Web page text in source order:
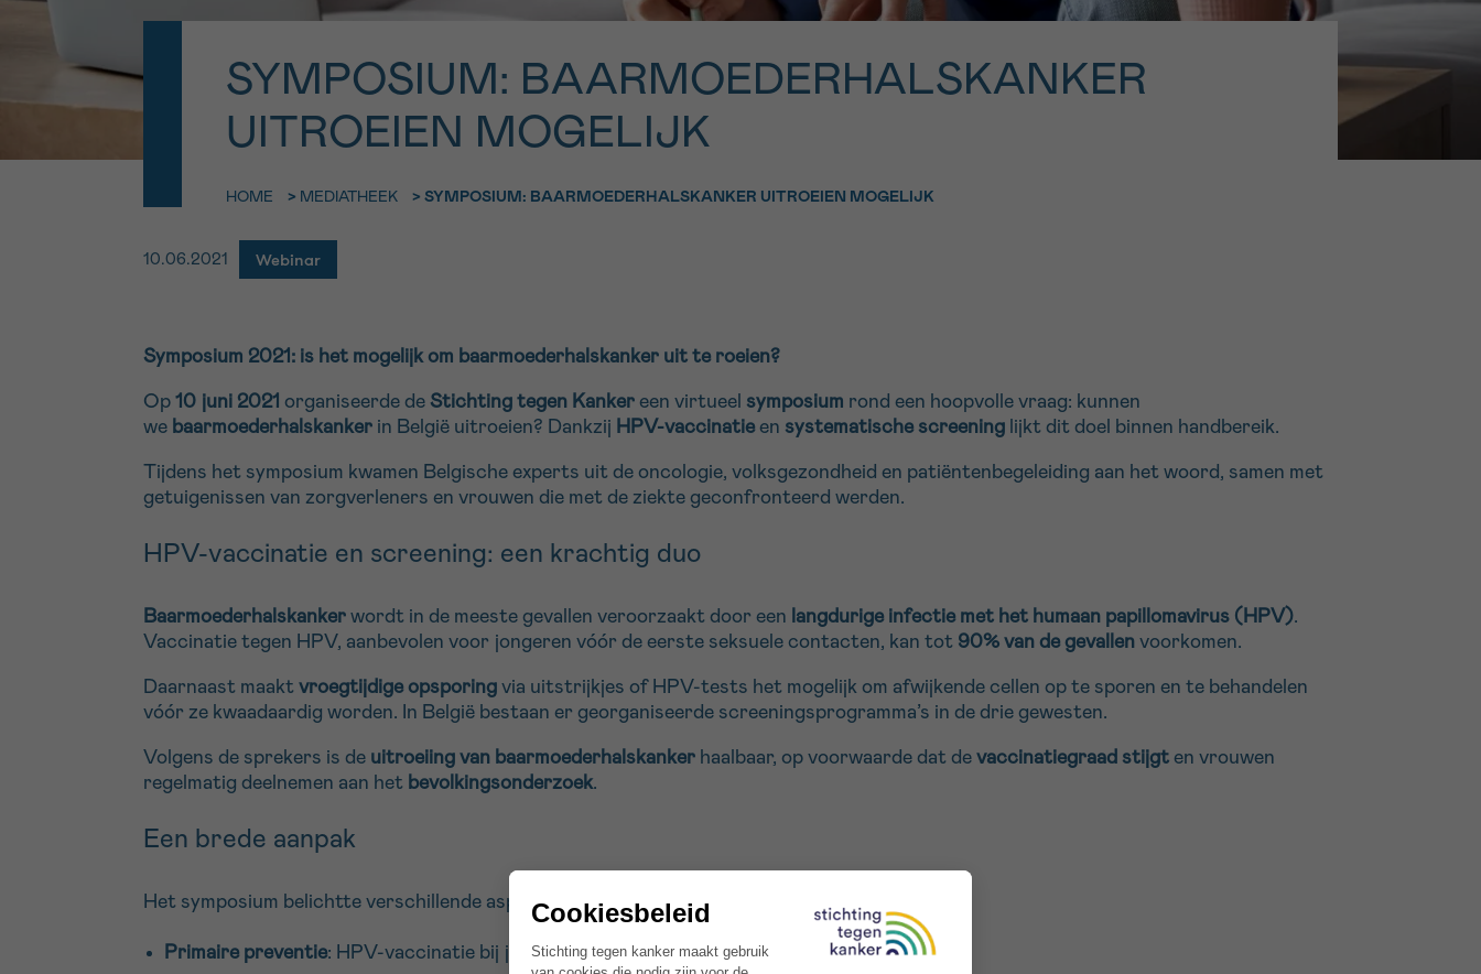
SYMPOSIUM: BAARMOEDERHALSKANKER
UITROEIEN MOGELIJK
HOME > MEDIATHEEK > SYMPOSIUM: BAARMOEDERHALSKANKER UITROEIEN MOGELIJK
10.06.2021 Webinar
Symposium 2021: is het mogelijk om baarmoederhalskanker uit te roeien?
Op 10 juni 2021 organiseerde de Stichting tegen Kanker een virtueel symposium rond een hoopvolle vraag: kunnen
we baarmoederhalskanker in België uitroeien? Dankzij HPV-vaccinatieen systematische screening lijkt dit doel binnen handbereik.
Tijdens het symposium kwamen Belgische experts uit de oncologie, volksgezondheid en patiëntenbegeleiding aan het woord, samen met
getuigenissen van zorgverleners en vrouwen die met de ziekte geconfronteerd werden.
HPV-vaccinatie en screening: een krachtig duo
Baarmoederhalskanker wordt in de meeste gevallen veroorzaakt door een langdurige infectie met het humaan papillomavirus (HPV).
Vaccinatie tegen HPV, aanbevolen voor jongeren vóór de eerste seksuele contacten, kan tot 90% van de gevallen voorkomen.
Daarnaast maakt vroegtijdige opsporing via uitstrijkjes of HPV-tests het mogelijk om afwijkende cellen op te sporen en te behandelen
vóór ze kwaadaardig worden. In België bestaan er georganiseerde screeningsprogramma’s in de drie gewesten.
Volgens de sprekers is de uitroeiing van baarmoederhalskanker haalbaar, op voorwaarde dat de vaccinatiegraad stijgt en vrouwen
regelmatig deelnemen aan het bevolkingsonderzoek.
Een brede aanpak
Het symposium belichtte verschillende aspecten van de strijd tegen baarmoederhalskanker:
Primaire preventie: HPV-vaccinatie bij jongeren.
Bel ons op 0800 15 802
ma-vrij 9u tot 18u
contactformulier
Ik wil graag opgebeld
MIJN VRAAG
11h-13h 13h-16h
Verder